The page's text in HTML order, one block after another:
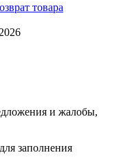
товара
2026
и жалобы,
заполнения